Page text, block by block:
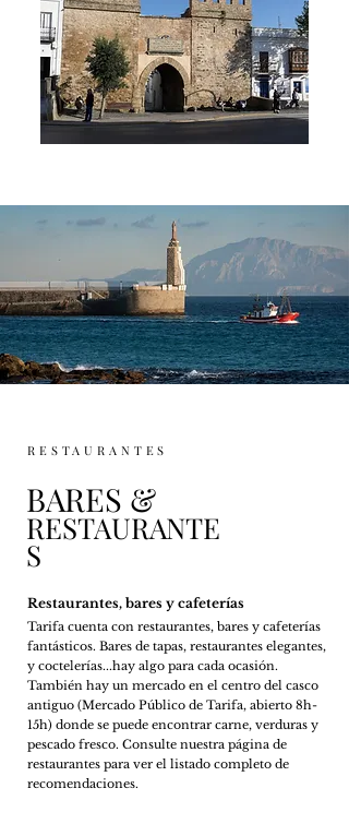
RESTAURANTES
BARES &
RESTAURANTE
S
Restaurantes, bares y cafeterías
Tarifa cuenta con restaurantes, bares y cafeterías
fantásticos. Bares de tapas, restaurantes elegantes,
y coctelerías...hay algo para cada ocasión.
También hay un mercado en el centro del casco
antiguo (Mercado Público de Tarifa, abierto 8h-
15h) donde se puede encontrar carne, verduras y
pescado fresco. Consulte nuestra página de
restaurantes para ver el listado completo de
recomendaciones.